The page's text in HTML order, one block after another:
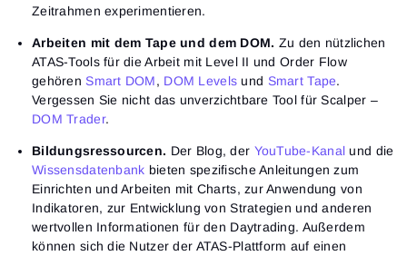
Zeitrahmen experimentieren.
Arbeiten mit dem Tape und dem DOM. Zu den nützlichen
ATAS-Tools für die Arbeit mit Level II und Order Flow
gehören Smart DOM, DOM Levels und Smart Tape.
Vergessen Sie nicht das unverzichtbare Tool für Scalper –
DOM Trader.
Bildungsressourcen. Der Blog, der YouTube-Kanal und die
Wissensdatenbank bieten spezifische Anleitungen zum
Einrichten und Arbeiten mit Charts, zur Anwendung von
Indikatoren, zur Entwicklung von Strategien und anderen
wertvollen Informationen für den Daytrading. Außerdem
können sich die Nutzer der ATAS-Plattform auf einen
Hast du schon ein Konto?